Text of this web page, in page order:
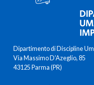
Dipartimento di Discipline
Via Massimo D’Azeglio, 85
43125 Parma (PR)